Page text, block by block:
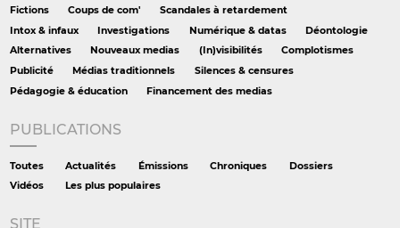
Fictions Coups de com'
Scandales à retardement
Intox & infaux
Investigations Numérique & datas
Déontologie
Alternatives
Nouveaux medias (In)visibilités
Complotismes
Publicité
Médias traditionnels
Silences & censures
Pédagogie & éducation
Financement des medias
PUBLICATIONS
Toutes Actualités Émissions Chroniques
Dossiers
Vidéos
Les plus populaires
SITE